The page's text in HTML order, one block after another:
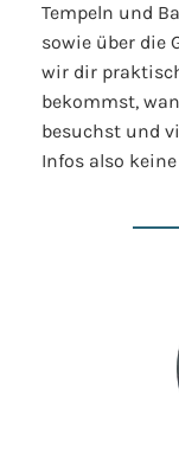
Tempeln und
sowie über die
wir dir
bekommst,
besuchst und
Infos also